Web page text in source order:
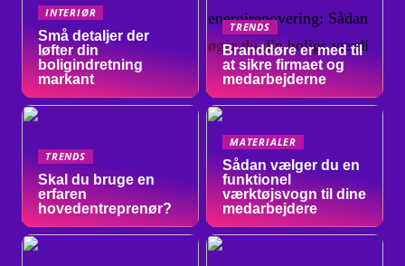
INTERIØR
Små detaljer der
løfter din
boligindretning
markant
TRENDS
Branddøre er med til
at sikre firmaet og
medarbejderne
TRENDS
Skal du bruge en
erfaren
hovedentreprenør?
MATERIALER
Sådan vælger du en
funktionel
værktøjsvogn til dine
medarbejdere